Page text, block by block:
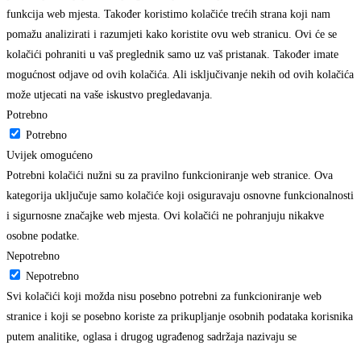
funkcija web mjesta. Također koristimo kolačiće trećih strana koji nam
pomažu analizirati i razumjeti kako koristite ovu web stranicu. Ovi će se
kolačići pohraniti u vaš preglednik samo uz vaš pristanak. Također imate
mogućnost odjave od ovih kolačića. Ali isključivanje nekih od ovih kolačića
može utjecati na vaše iskustvo pregledavanja.
Potrebno
Potrebno
Uvijek omogućeno
Potrebni kolačići nužni su za pravilno funkcioniranje web stranice. Ova
kategorija uključuje samo kolačiće koji osiguravaju osnovne funkcionalnosti
i sigurnosne značajke web mjesta. Ovi kolačići ne pohranjuju nikakve
osobne podatke.
Nepotrebno
Nepotrebno
Svi kolačići koji možda nisu posebno potrebni za funkcioniranje web
stranice i koji se posebno koriste za prikupljanje osobnih podataka korisnika
putem analitike, oglasa i drugog ugrađenog sadržaja nazivaju se